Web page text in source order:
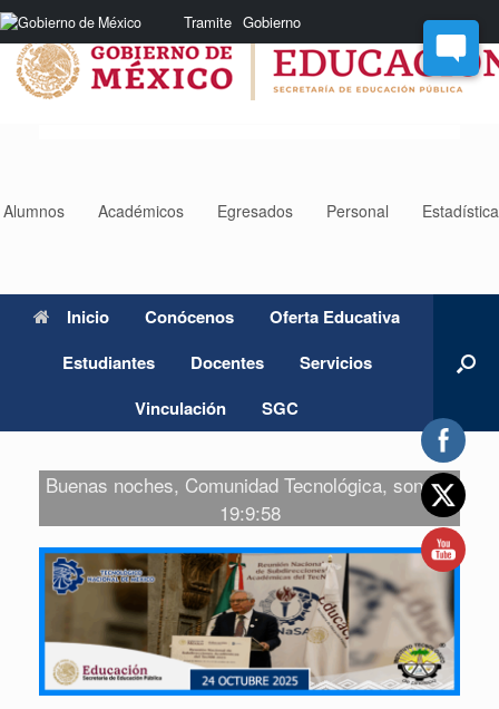
Nota:
este
sitio
web
incluye
Tramite Gobierno
Saltar
al
contenido
Alumnos Académicos Egresados Personal
Inicio Conócenos
Oferta Educativa
Estudiantes
Docentes
Servicios
Vinculación
SGC
Buenas noches, Comunidad Tecnológica, son las
19:9:58